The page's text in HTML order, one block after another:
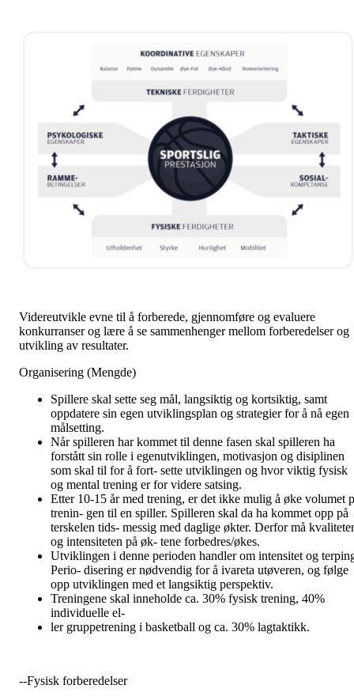
Videreutvikle evne til å forberede, gjennomføre og evaluere
konkurranser og lære å se sammenhenger mellom forberedelser og
utvikling av resultater.
Organisering (Mengde)
Spillere skal sette seg mål, langsiktig og kortsiktig, samt
oppdatere sin egen utviklingsplan og strategier for å nå egen
målsetting.
Når spilleren har kommet til denne fasen skal spilleren ha
forstått sin rolle i egenutviklingen, motivasjon og disiplinen
som skal til for å fort- sette utviklingen og hvor viktig fysisk
og mental trening er for videre satsing.
Etter 10-15 år med trening, er det ikke mulig å øke volumet
trenin- gen til en spiller. Spilleren skal da ha kommet opp på
terskelen tids- messig med daglige økter. Derfor må
og intensiteten på øk- tene forbedres/økes.
Utviklingen i denne perioden handler om intensitet og
Perio- disering er nødvendig for å ivareta utøveren, og følge
opp utviklingen med et langsiktig perspektiv.
Treningene skal inneholde ca. 30% fysisk trening, 40%
individuelle el-
ler gruppetrening i basketball og ca. 30% lagtaktikk.
--Fysisk forberedelser